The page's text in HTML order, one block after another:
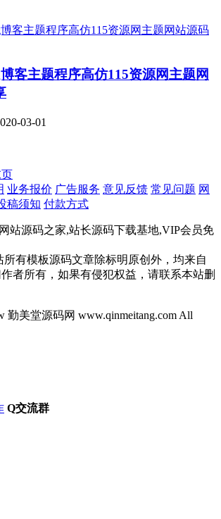
客主题程序高仿115资源网主题网
03-01
业务报价 广告服务 意见反馈 常见问题 网
稿须知 付款方式
站源码之家,站长源码下载基地,VIP会员免
有模板源码文章除标明原创外，均来自
者所有，如果有侵犯权益，请联系本站删
勤美堂源码网 www.qinmeitang.com All
Q交流群